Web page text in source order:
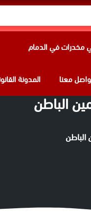
مخدرات في الدمام
معنا المدونة
الباطن
الباطن